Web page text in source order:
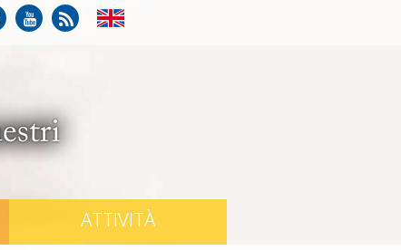
ATTIVITÀ